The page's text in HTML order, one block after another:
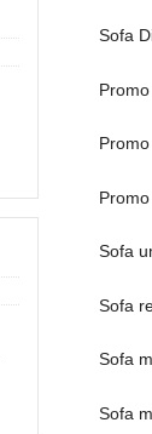
Sofa
Sofa
Sofa
Sofa
Sofa